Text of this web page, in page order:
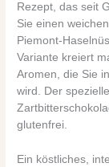
Rezept, das seit
Sie einen
Piemont-
Variante kreiert
Aromen, die Sie
wird. Der
glutenfrei.
Ein köstliches,